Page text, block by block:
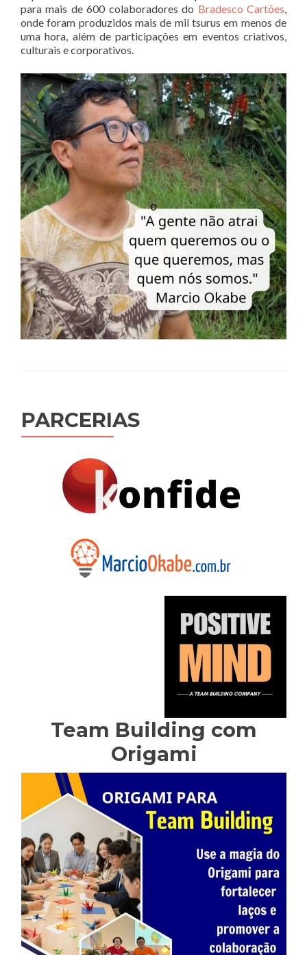
para mais de 600 colaboradores do Bradesco Cartões
onde foram produzidos mais de mil tsurus em menos de
uma hora, além de participações em eventos criativos,
culturais e corporativos.
PARCERIAS
Team Building com
Origami